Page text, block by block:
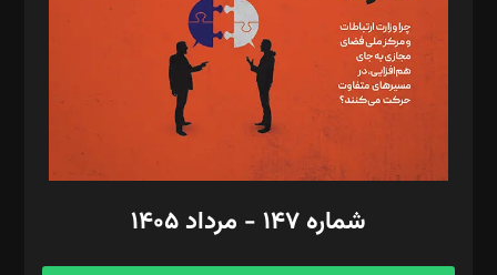
ویرایش: نگار استاد‌‌آقا
طراح یونیفرم: مجید توکلی
فیلمبرداری و عکاسی: امیر شفیعی، مانی لطفی زاده
گرافیک و صفحه‌آرایی: سید‌سبحان‌علی ثابت
مد‌یر توسعه تجاری: کامبیز برید‌
امور مالی: شاپور رهبری، محمد‌ کاظمی‌نیا
آگهی و مشترکین: ۰۹۱۹۹۹۹۰۴۵۴
شماره ۱۴۷ - مرداد ۱۴۰۵